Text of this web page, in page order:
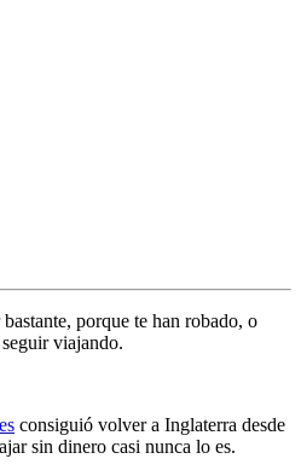
porque te han robado, o
viajando.
consiguió volver a Inglaterra desde
sin dinero casi nunca lo es.